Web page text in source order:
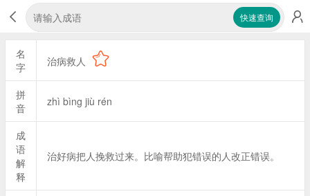
快速查询
名
字
治病救人
拼
音
zhì bìng jiù rén
成
语
解
释
治好病把人挽救过来。比喻帮助犯错误的人改正错误。